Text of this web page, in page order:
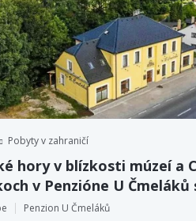
Pobyty v zahraničí
hory v blízkosti múzeí a
v Penzióne U
Penzion U Čmeláků